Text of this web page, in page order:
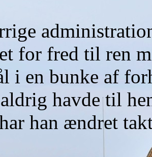
for fred til ren
i en bunke af
havde til
han ændret